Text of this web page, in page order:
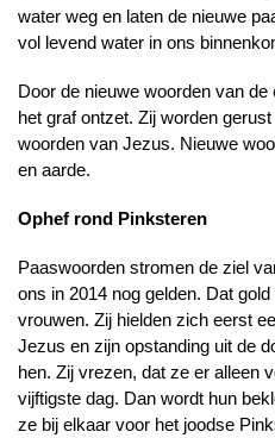
water weg en laten de nieuwe
vol levend water in ons
Door de nieuwe woorden van
het graf ontzet. Zij worden
woorden van Jezus. Nieuwe
en aarde.
Ophef rond Pinksteren
Paaswoorden stromen de ziel
ons in 2014 nog gelden. Dat
vrouwen. Zij hielden zich eerst
Jezus en zijn opstanding uit de
hen. Zij vrezen, dat ze er alleen
vijftigste dag. Dan wordt hun
ze bij elkaar voor het joodse